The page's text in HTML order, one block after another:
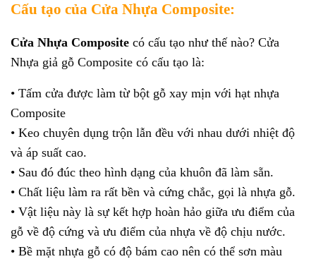
Cấu tạo của Cửa Nhựa Composite:
Cửa Nhựa Composite có cấu tạo như thế nào? Cửa
Nhựa giả gỗ Composite có cấu tạo là:
• Tấm cửa được làm từ bột gỗ xay mịn với hạt nhựa
Composite
• Keo chuyên dụng trộn lẫn đều với nhau dưới nhiệt độ
và áp suất cao.
• Sau đó đúc theo hình dạng của khuôn đã làm sẵn.
• Chất liệu làm ra rất bền và cứng chắc, gọi là nhựa gỗ.
• Vật liệu này là sự kết hợp hoàn hảo giữa ưu điểm của
gỗ về độ cứng và ưu điểm của nhựa về độ chịu nước.
• Bề mặt nhựa gỗ có độ bám cao nên có thể sơn màu